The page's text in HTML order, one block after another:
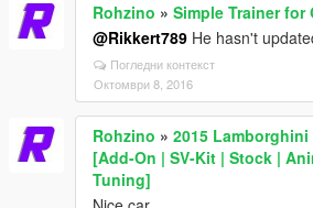
Rohzino » Simple Trainer for
@Rikkert789 He hasn't
Погледни контекст
Октомври 8, 2016
Rohzino » 2015
[Add-On | SV-Kit | Stock |
Tuning]